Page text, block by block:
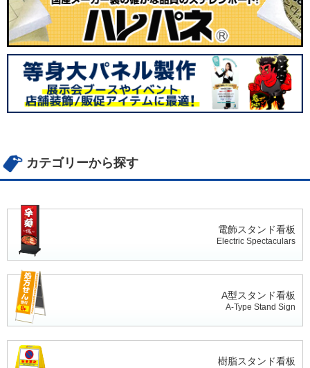
カテゴリーから探す
電飾スタンド看板
Electric Spectaculars
A型スタンド看板
A-Type Stand Sign
樹脂スタンド看板